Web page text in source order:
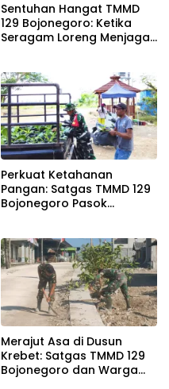
Sentuhan Hangat TMMD
129 Bojonegoro: Ketika
Seragam Loreng Menjaga
Perkuat Ketahanan
Pangan: Satgas TMMD 129
Bojonegoro Pasok
Merajut Asa di Dusun
Krebet: Satgas TMMD 129
Bojonegoro dan Warga